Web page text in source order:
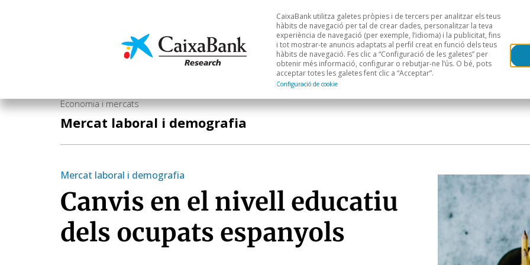
Economia i mercats Anàlisi sectorial Àrees geogràfiques
CaixaBank utilitza galetes pròpies i de tercers per analitzar els teus
hàbits de navegació per tal de crear dades, personalitzar la teva
experiència de navegació (per exemple, l’idioma) i la publicitat, fins
i tot mostrar-te anuncis adaptats al perfil creat en funció dels teus
hàbits de navegació. Fes clic a “Configuració de les galetes” per
obtenir més informació, configurar o rebutjar-ne l’ús. O bé, pots
acceptar totes les galetes fent clic a “Acceptar”.
Configuració de cookie
Economia i mercats
Mercat laboral i demografia
Mercat laboral i demografia
Canvis en el nivell educatiu
dels ocupats espanyols